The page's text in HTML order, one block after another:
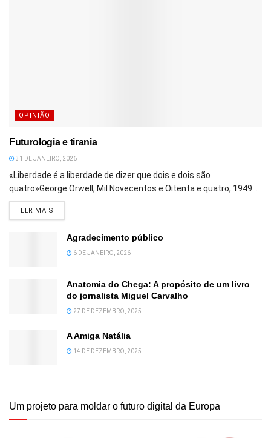
OPINIÃO
Futurologia e tirania
31 DE JANEIRO, 2026
«Liberdade é a liberdade de dizer que dois e dois são
quatro»George Orwell, Mil Novecentos e Oitenta e quatro, 1949...
LER MAIS
Agradecimento público
6 DE JANEIRO, 2026
Anatomia do Chega: A propósito de um livro
do jornalista Miguel Carvalho
27 DE DEZEMBRO, 2025
A Amiga Natália
14 DE DEZEMBRO, 2025
Um projeto para moldar o futuro digital da Europa